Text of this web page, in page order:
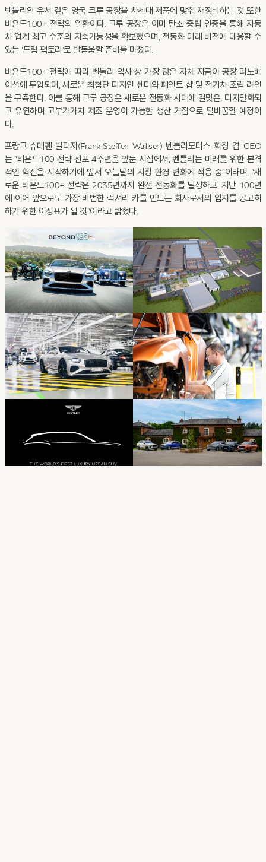
벤틀리의 유서 깊은 영국 크루 공장을 차세대 제품에 맞춰 재정비하는 것 또한
비욘드100+ 전략의 일환이다. 크루 공장은 이미 탄소 중립 인증을 통해 자동
차 업계 최고 수준의 지속가능성을 확보했으며, 전동화 미래 비전에 대응할 수
있는 ‘드림 팩토리’로 발돋움할 준비를 마쳤다.
비욘드100+ 전략에 따라 벤틀리 역사 상 가장 많은 자체 자금이 공장 리노베
이션에 투입되며, 새로운 최첨단 디자인 센터와 페인트 샵 및 전기차 조립 라인
을 구축한다. 이를 통해 크루 공장은 새로운 전동화 시대에 걸맞은, 디지털화되
고 유연하며 고부가가치 제조 운영이 가능한 생산 거점으로 탈바꿈할 예정이
다.
프랑크-슈테펜 발리저(Frank-Steffen Walliser) 벤틀리모터스 회장 겸 CEO
는 “비욘드100 전략 선포 4주년을 앞둔 시점에서, 벤틀리는 미래를 위한 본격
적인 혁신을 시작하기에 앞서 오늘날의 시장 환경 변화에 적응 중”이라며, “새
로운 비욘드100+ 전략은 2035년까지 완전 전동화를 달성하고, 지난 100년
에 이어 앞으로도 가장 비범한 럭셔리 카를 만드는 회사로서의 입지를 공고히
하기 위한 이정표가 될 것”이라고 밝혔다.